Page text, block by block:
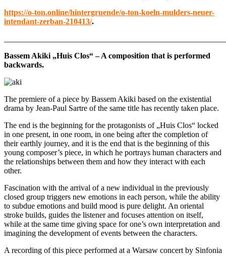
https://o-ton.online/hintergruende/o-ton-koeln-mulders-neuer-
intendant-zerban-210413/.
Bassem Akiki „Huis Clos“ – A composition that is performed
backwards.
The premiere of a piece by Bassem Akiki based on the existential
drama by Jean-Paul Sartre of the same title has recently taken place.
The end is the beginning for the protagonists of „Huis Clos“ locked
in one present, in one room, in one being after the completion of
their earthly journey, and it is the end that is the beginning of this
young composer’s piece, in which he portrays human characters and
the relationships between them and how they interact with each
other.
Fascination with the arrival of a new individual in the previously
closed group triggers new emotions in each person, while the ability
to subdue emotions and build mood is pure delight. An oriental
stroke builds, guides the listener and focuses attention on itself,
while at the same time giving space for one’s own interpretation and
imagining the development of events between the characters.
A recording of this piece performed at a Warsaw concert by Sinfonia